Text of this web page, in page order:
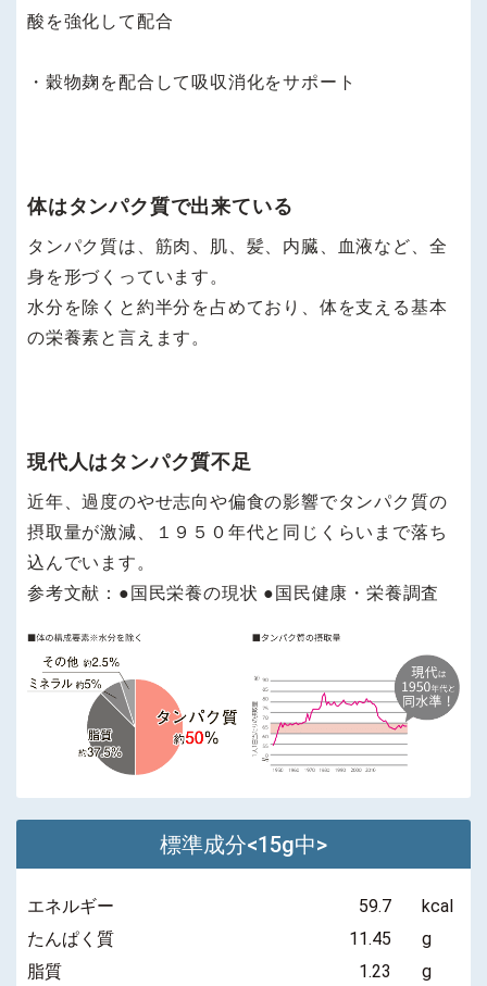
酸を強化して配合
・穀物麹を配合して吸収消化をサポート
体はタンパク質で出来ている
タンパク質は、筋肉、肌、髪、内臓、血液など、全
身を形づくっています。
水分を除くと約半分を占めており、体を支える基本
の栄養素と言えます。
現代人はタンパク質不足
近年、過度のやせ志向や偏食の影響でタンパク質の
摂取量が激減、１９５０年代と同じくらいまで落ち
込んでいます。
参考文献：●国民栄養の現状 ●国民健康・栄養調査
標準成分<15g中>
エネルギー 59.7
kcal
たんぱく質
11.45
g
脂質
1.23
g